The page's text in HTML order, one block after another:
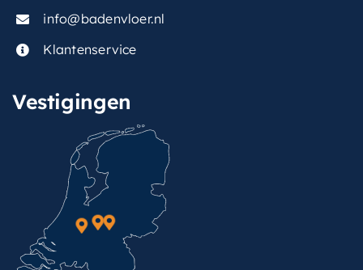
info@badenvloer.nl
Klantenservice
Vestigingen